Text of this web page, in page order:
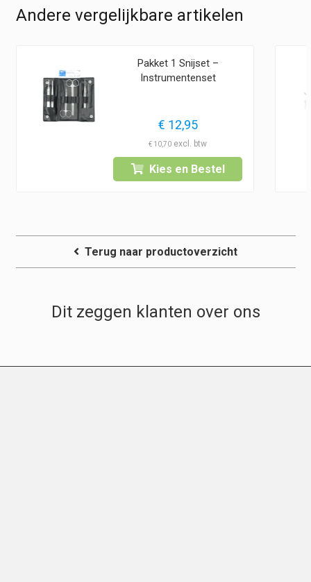
Andere vergelijkbare artikelen
Pakket 1 Snijset –
Instrumentenset
€ 12,95
€ 10,70
Kies en Bestel
Terug naar productoverzicht
Dit zeggen klanten over ons